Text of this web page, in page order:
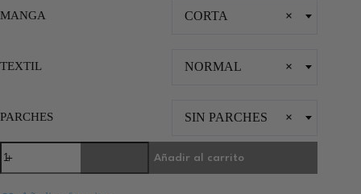
MANGA ×
CORTA
TEXTIL ×
NORMAL
PARCHES ×
SIN PARCHES
Añadir al carrito